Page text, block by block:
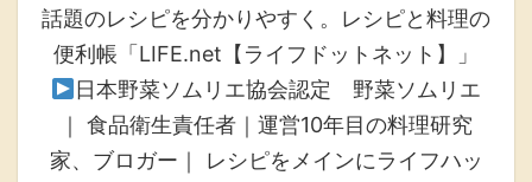
話題のレシピを分かりやすく。レシピと料理の
便利帳「LIFE.net【ライフドットネット】」
日本野菜ソムリエ協会認定 野菜ソムリエ
｜ 食品衛生責任者｜運営10年目の料理研究
家、ブロガー｜ レシピをメインにライフハッ